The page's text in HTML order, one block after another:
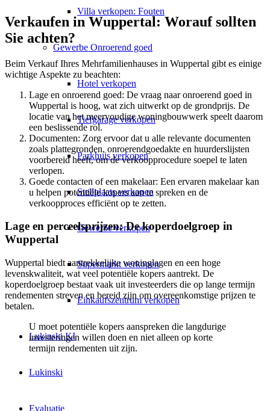
Villa verkopen: Fouten
Gewerbe Onroerend goed
Hotel verkopen
Tiefgarage verkopen
Parkhuis verkopen
Stellplaats verkopen
Gewerbe verkopen
Supermarkt verkopen
Einkaufszentrum verkopen
Lukinski KI
Lukinski
Evaluatie
Verkaufen in Wuppertal: Worauf sollten
Sie achten?
Beim Verkauf Ihres Mehrfamilienhauses in Wuppertal gibt es einige
wichtige Aspekte zu beachten:
Lage en onroerend goed: De vraag naar onroerend goed in
Wuppertal is hoog, wat zich uitwerkt op de grondprijs. De
locatie van het meervoudige woningbouwwerk speelt daarom
een beslissende rol.
Documenten: Zorg ervoor dat u alle relevante documenten
zoals plattegronden, onroerendgoedakte en huurderslijsten
voorbereid heeft, om de verkoopprocedure soepel te laten
verlopen.
Goede contacten of een makelaar: Een ervaren makelaar kan
u helpen potentiële kopers aan te spreken en de
verkoopproces efficiënt op te zetten.
Lage en perceelsprijzen: De koperdoelgroep in
Wuppertal
Wuppertal biedt aantrekkelijke woninglagen en een hoge
levenskwaliteit, wat veel potentiële kopers aantrekt. De
koperdoelgroep bestaat vaak uit investeerders die op lange termijn
rendementen streven en bereid zijn om overeenkomstige prijzen te
betalen.
U moet potentiële kopers aanspreken die langdurige
investeringen willen doen en niet alleen op korte
termijn rendementen uit zijn.